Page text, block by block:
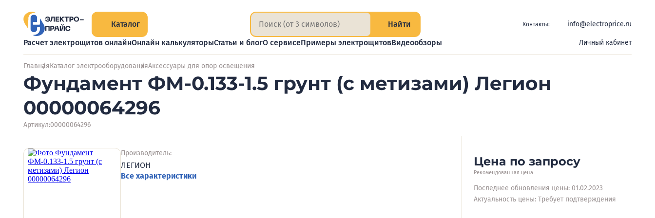
Каталог Найти Контакты: info@electroprice.ru
Расчет электрощитов онлайнОнлайн калькуляторыСтатьи и блогО сервисеПримеры электрощитовВидеообзоры Личный кабинет
ГлавнаяКаталог электрооборудованияАксессуары для опор освещения
Фундамент ФМ-0.133-1.5 грунт (с метизами) Легион
00000064296
Артикул:00000064296
Производитель:
ЛЕГИОН
Все характеристики
Цена по запросу
Рекомендованная цена
Последнее обновления цены: 01.02.2023
Актуальность цены: Требует подтверждения